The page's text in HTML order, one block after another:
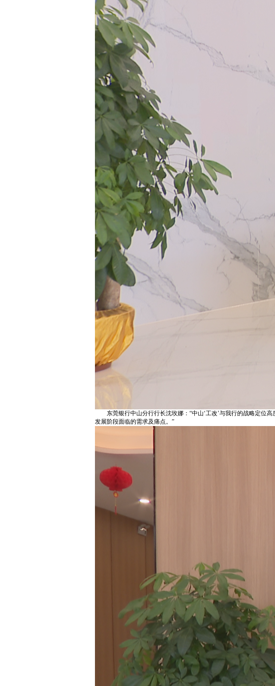
东莞银行中山分行行长沈玫娜：“中山‘工改’与我行的战略定位
发展阶段面临的需求及痛点。”